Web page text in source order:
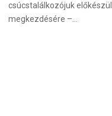
csúcstalálkozójuk
megkezdésére –…